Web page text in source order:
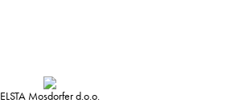
ELSTA Mosdorfer d.o.o.